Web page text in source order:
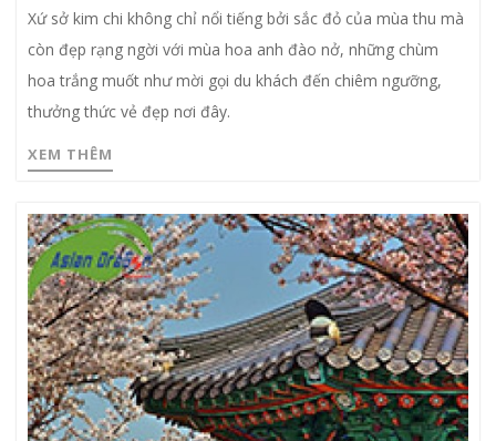
Xứ sở kim chi không chỉ nổi tiếng bởi sắc đỏ của mùa thu mà
còn đẹp rạng ngời với mùa hoa anh đào nở, những chùm
hoa trắng muốt như mời gọi du khách đến chiêm ngưỡng,
thưởng thức vẻ đẹp nơi đây.
XEM THÊM